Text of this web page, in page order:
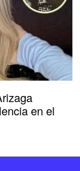
en el